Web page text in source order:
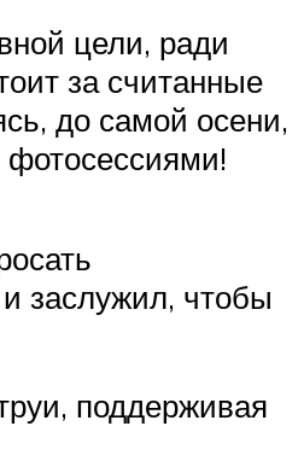
цели, ради
за считанные
до самой осени,
фотосессиями!
заслужил, чтобы
поддерживая